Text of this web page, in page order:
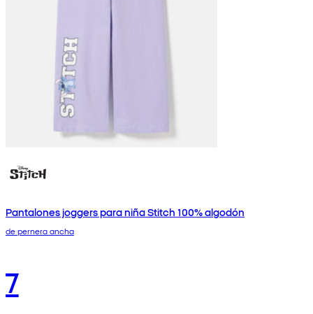
Pantalones joggers para niña Stitch 100% algodón
de pernera ancha
7